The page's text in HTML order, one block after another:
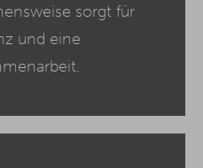
sorgt für
und eine